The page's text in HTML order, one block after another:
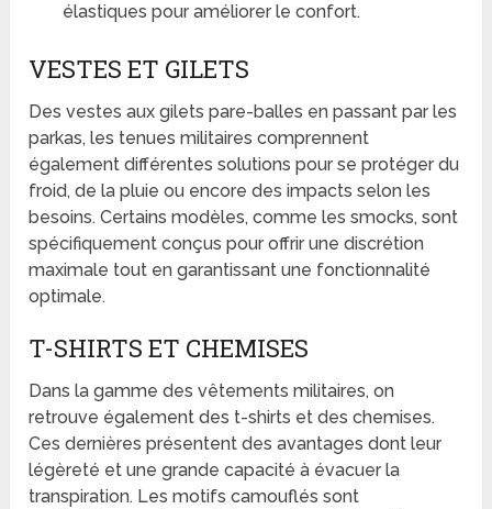
élastiques pour améliorer le confort.
VESTES ET GILETS
Des vestes aux gilets pare-balles en passant par les
parkas, les tenues militaires comprennent
également différentes solutions pour se protéger du
froid, de la pluie ou encore des impacts selon les
besoins. Certains modèles, comme les smocks, sont
spécifiquement conçus pour offrir une discrétion
maximale tout en garantissant une fonctionnalité
optimale.
T-SHIRTS ET CHEMISES
Dans la gamme des vêtements militaires, on
retrouve également des t-shirts et des chemises.
Ces dernières présentent des avantages dont leur
légèreté et une grande capacité à évacuer la
transpiration. Les motifs camouflés sont